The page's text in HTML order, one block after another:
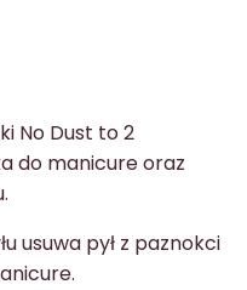
No Dust to 2
do manicure oraz
usuwa pył z paznokci